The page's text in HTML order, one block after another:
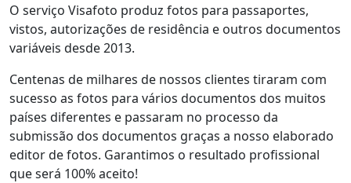
O serviço Visafoto produz fotos para passaportes,
vistos, autorizações de residência e outros documentos
variáveis desde 2013.
Centenas de milhares de nossos clientes tiraram com
sucesso as fotos para vários documentos dos muitos
países diferentes e passaram no processo da
submissão dos documentos graças a nosso elaborado
editor de fotos. Garantimos o resultado profissional
que será 100% aceito!